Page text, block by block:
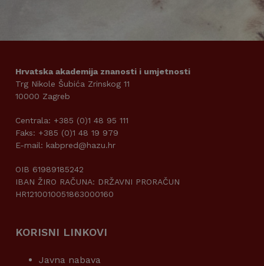
Hrvatska akademija znanosti i umjetnosti
Trg Nikole Šubića Zrinskog 11
10000 Zagreb
Centrala: +385 (0)1 48 95 111
Faks: +385 (0)1 48 19 979
E-mail: kabpred@hazu.hr
OIB 61989185242
IBAN ŽIRO RAČUNA: DRŽAVNI PRORAČUN
HR1210010051863000160
KORISNI LINKOVI
Javna nabava